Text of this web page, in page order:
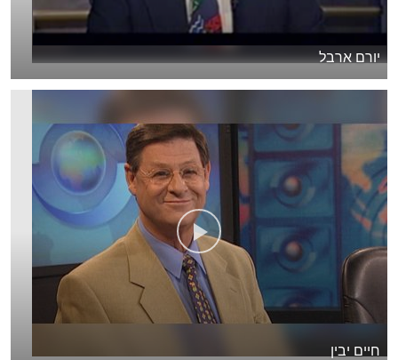
יורם ארבל
חיים יבין